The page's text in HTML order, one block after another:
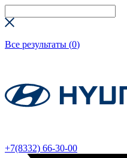
Все результаты (0)
+7(8332) 66-30-00